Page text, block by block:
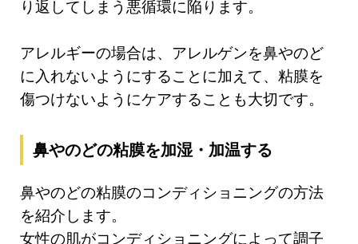
り返してしまう悪循環に陥ります。
アレルギーの場合は、アレルゲンを鼻やのど
に入れないようにすることに加えて、粘膜を
傷つけないようにケアすることも大切です。
鼻やのどの粘膜を加湿・加温する
鼻やのどの粘膜のコンディショニングの方法
を紹介します。
女性の肌がコンディショニングによって調子